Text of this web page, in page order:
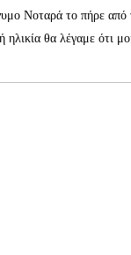
Νοταρά το πήρε από
ηλικία θα λέγαμε ότι